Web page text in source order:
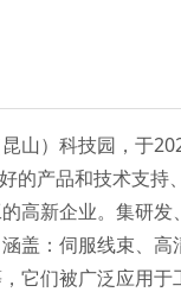
山）科技园，于
产品和技术支持
高新企业。集研发
盖：伺服线束、高
它们被广泛应用